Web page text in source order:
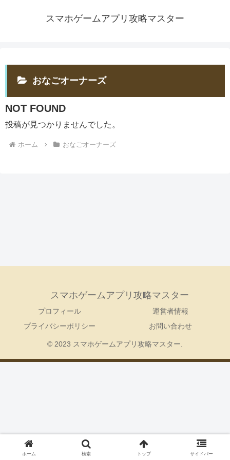
スマホゲームアプリ攻略マスター
おなごオーナーズ
NOT FOUND
投稿が見つかりませんでした。
ホーム おなごオーナーズ
スマホゲームアプリ攻略マスター
プロフィール
運営者情報
プライバシーポリシー
お問い合わせ
© 2023 スマホゲームアプリ攻略マスター.
ホーム 検索 トップ サイドバー